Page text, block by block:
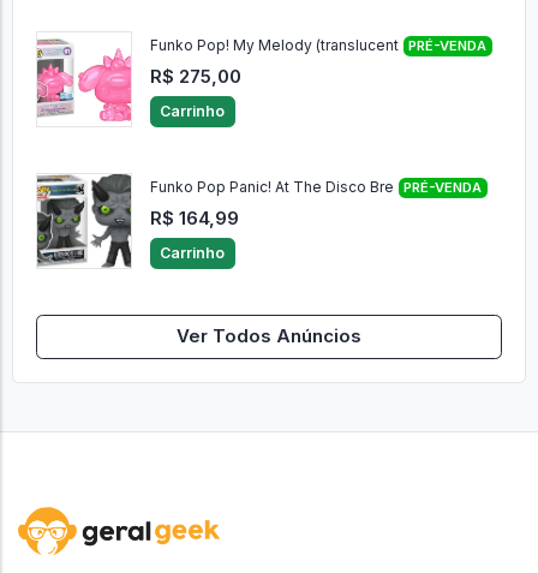
Funko Pop! My Melody (translucent PRÉ-VENDA
R$ 275,00
Carrinho
Funko Pop Panic! At The Disco Bre PRÉ-VENDA
R$ 164,99
Carrinho
Ver Todos Anúncios